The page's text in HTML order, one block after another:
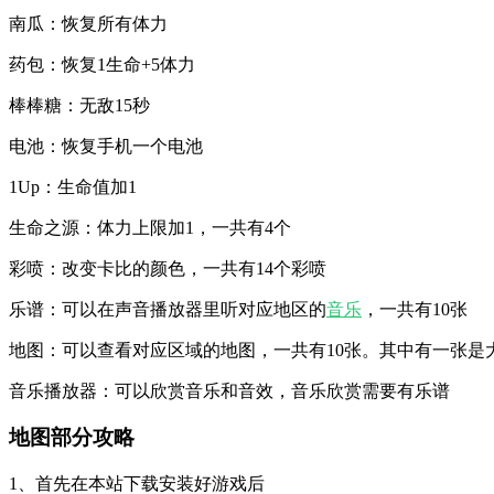
南瓜：恢复所有体力
药包：恢复1生命+5体力
棒棒糖：无敌15秒
电池：恢复手机一个电池
1Up：生命值加1
生命之源：体力上限加1，一共有4个
彩喷：改变卡比的颜色，一共有14个彩喷
乐谱：可以在声音播放器里听对应地区的音乐 ，一共有10张
地图：可以查看对应区域的地图，一共有10张。其中有一张是
音乐播放器：可以欣赏音乐和音效，音乐欣赏需要有乐谱
地图部分攻略
1、首先在本站下载安装好游戏后